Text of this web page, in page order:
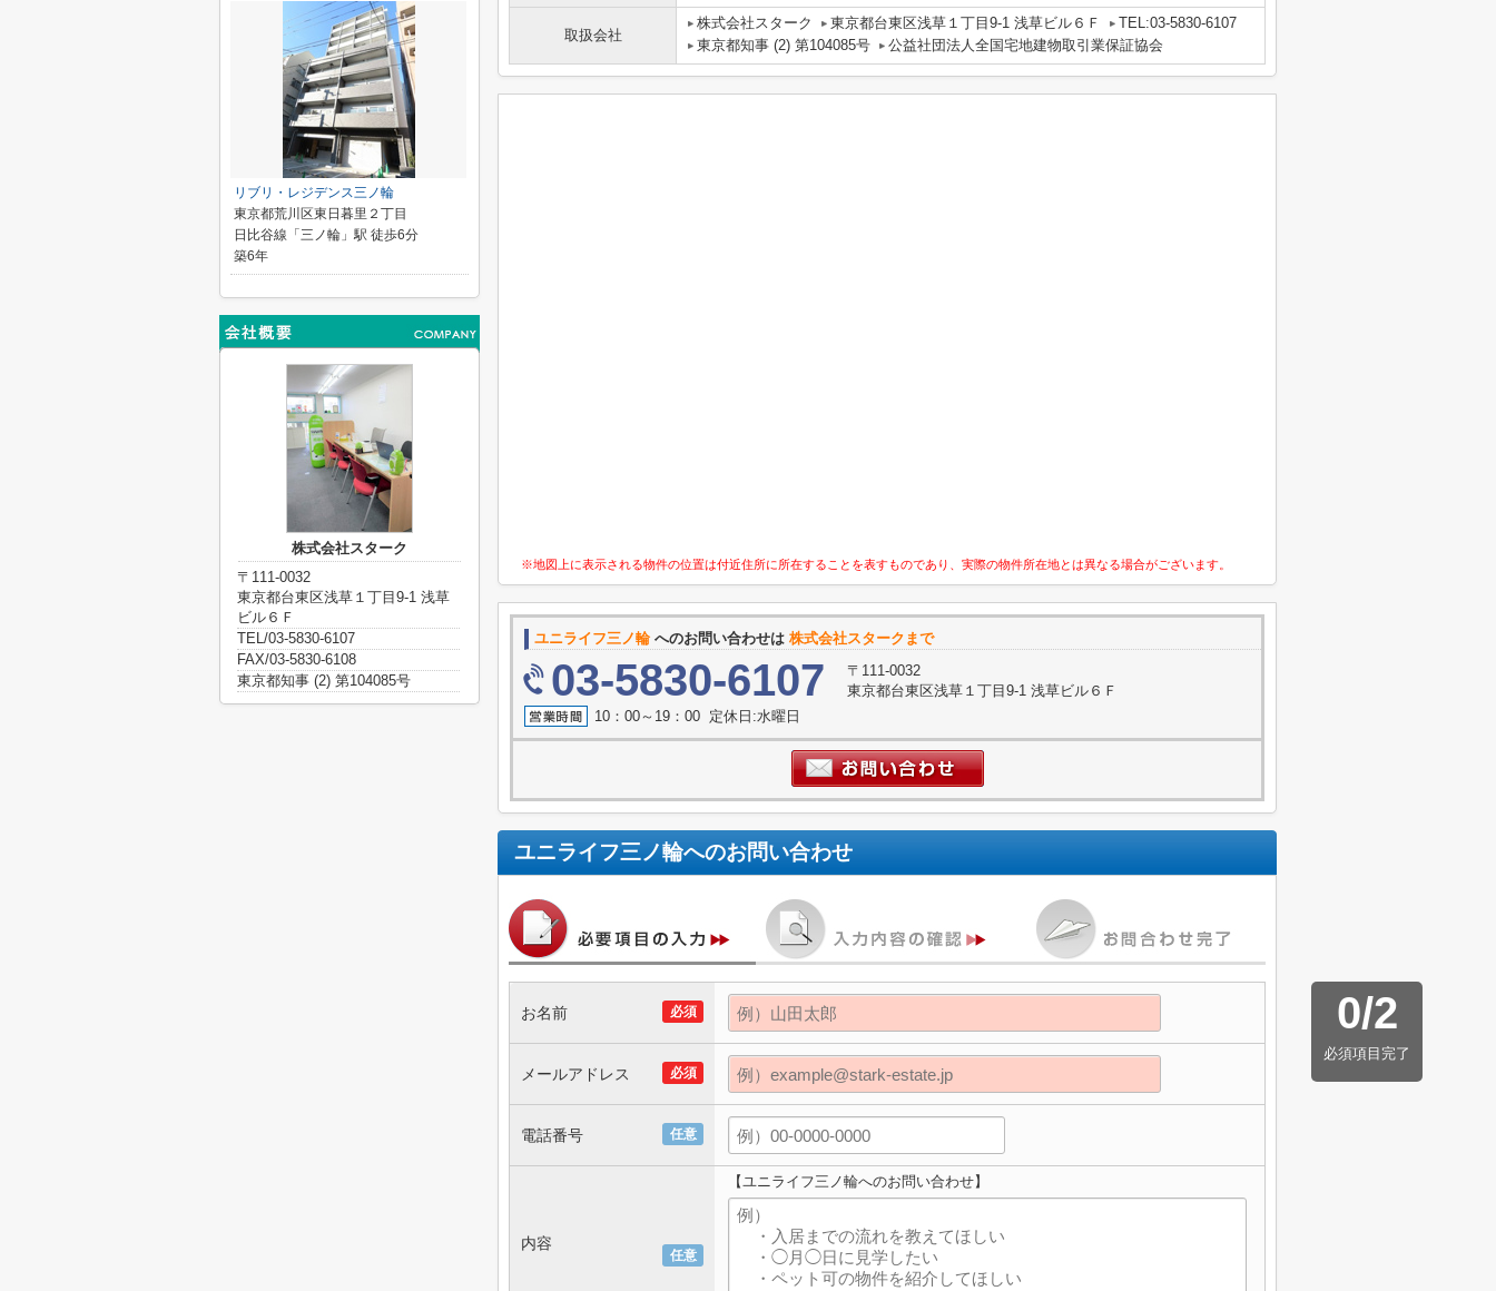
取扱会社
株式会社スターク 東京都台東区浅草１丁目9-1 浅草ビル６Ｆ
TEL:03-5830-6107
東京都知事 (2) 第104085号
公益社団法人全国宅地建物取引業保証協会
※地図上に表示される物件の位置は付近住所に所在することを表すものであり、実際の物件所在地とは異なる場合がございます。
ユニライフ三ノ輪 へのお問い合わせは 株式会社スタークまで
03-5830-6107
〒111-0032
東京都台東区浅草１丁目9-1 浅草ビル６Ｆ
10：00～19：00 定休日:水曜日
ユニライフ三ノ輪へのお問い合わせ
0/2
必須項目完了
必須
お名前
必須
メールアドレス
任意
電話番号
任意
内容
【ユニライフ三ノ輪へのお問い合わせ】
リブリ・レジデンス三ノ輪
東京都荒川区東日暮里２丁目
日比谷線「三ノ輪」駅 徒歩6分
築6年
株式会社スターク
〒111-0032
東京都台東区浅草１丁目9-1 浅草
ビル６Ｆ
TEL/03-5830-6107
FAX/03-5830-6108
東京都知事 (2) 第104085号